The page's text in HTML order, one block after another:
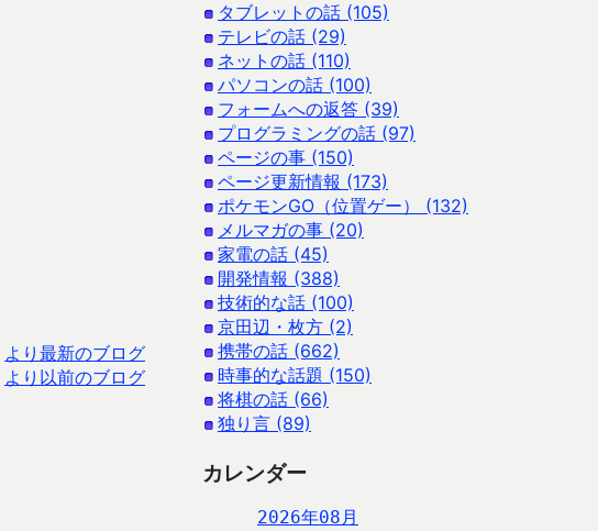
より最新のブログ
より以前のブログ
タブレットの話 (105)
テレビの話 (29)
ネットの話 (110)
パソコンの話 (100)
フォームへの返答 (39)
プログラミングの話 (97)
ページの事 (150)
ページ更新情報 (173)
ポケモンGO（位置ゲー） (132)
メルマガの事 (20)
家電の話 (45)
開発情報 (388)
技術的な話 (100)
京田辺・枚方 (2)
携帯の話 (662)
時事的な話題 (150)
将棋の話 (66)
独り言 (89)
カレンダー
2026年08月